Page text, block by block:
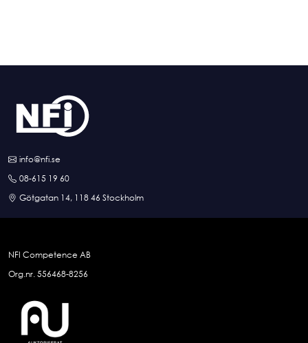
info@nfi.se
08-615 19 60
Götgatan 14, 118 46 Stockholm
NFI Competence AB
Org.nr. 556468-8256